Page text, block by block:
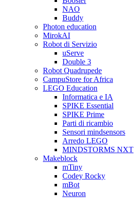
NAO
Buddy
Photon education
MirokAI
Robot di Servizio
uServe
Double 3
Robot Quadrupede
CampuStore for Africa
LEGO Education
Informatica e IA
SPIKE Essential
SPIKE Prime
Parti di ricambio
Sensori mindsensors
Arredo LEGO
MINDSTORMS NXT
Makeblock
mTiny
Codey Rocky
mBot
Neuron